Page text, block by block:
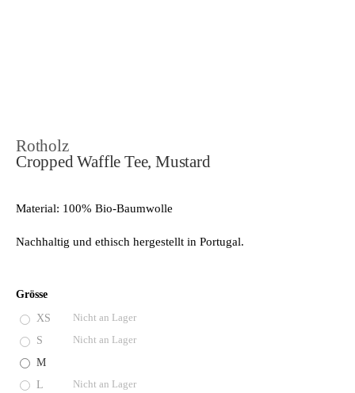
Rotholz
Cropped Waffle Tee, Mustard
Material: 100% Bio-Baumwolle
Nachhaltig und ethisch hergestellt in Portugal.
Grösse
XS Nicht an Lager
S Nicht an Lager
M
L
Nicht an Lager